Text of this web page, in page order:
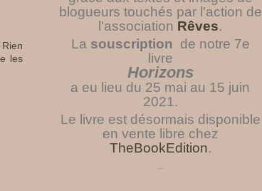
les
blogueurs touchés par l'action de
l'association Rêves.
La souscription de notre 7e
livre
Horizons
a eu lieu du 25 mai au 15 juin
2021.
Le livre est désormais disponible
en vente libre chez
TheBookEdition.
...